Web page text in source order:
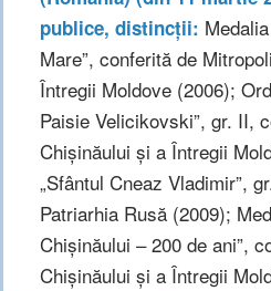
publice, distincții:
Mare”, conferită de
Întregii Moldove (2006);
Paisie Velicikovski”, gr. II,
Chișinăului și a Întregii
„Sfântul Cneaz Vladimir”,
Patriarhia Rusă (2009);
Chișinăului – 200 de ani”,
Chișinăului și a Întregii